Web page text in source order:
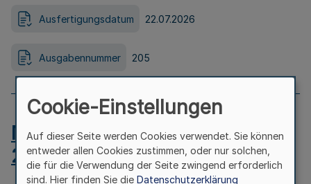
Ausfertigungsdatum 22.07.2026
Ausgabennummer 205
MB.NRW 2026 Nr. 204 vom
24.07.2026
Cookie-Einstellungen
Auf dieser Seite werden Cookies verwendet. Sie können
entweder allen Cookies zustimmen, oder nur solchen,
die für die Verwendung der Seite zwingend erforderlich
sind. Hier finden Sie die Datenschutzerklärung